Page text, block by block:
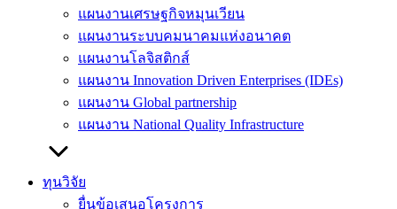
แผนงานเศรษฐกิจหมุนเวียน
แผนงานระบบคมนาคมแห่งอนาคต
แผนงานโลจิสติกส์
แผนงาน Innovation Driven Enterprises (IDEs)
แผนงาน Global partnership
แผนงาน National Quality Infrastructure
ทุนวิจัย
ยื่นข้อเสนอโครงการ